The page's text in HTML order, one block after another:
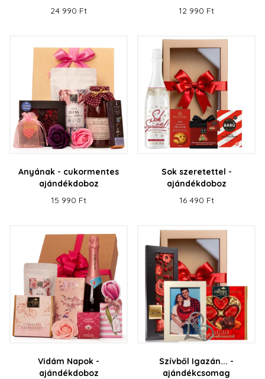
24 990 Ft
12 990 Ft
Anyának - cukormentes
ajándékdoboz
15 990 Ft
Sok szeretettel -
ajándékdoboz
16 490 Ft
Vidám Napok -
ajándékdoboz
Szívből Igazán... -
ajándékcsomag